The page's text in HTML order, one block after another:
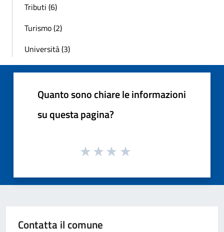
Tributi (6)
Turismo (2)
Università (3)
Quanto sono chiare le informazioni
su questa pagina?
Contatta il comune